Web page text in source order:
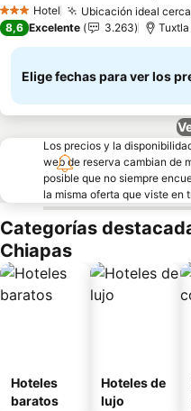
3 Estrellas
Hotel Ubicación ideal
8,6 Excelente 3.263
Elige fechas para ver los
Los precios y la
web de reserva cambian de
posible que no siempre
la misma oferta que viste en
Categorías
Chiapas
Hoteles
baratos
Hoteles de
lujo